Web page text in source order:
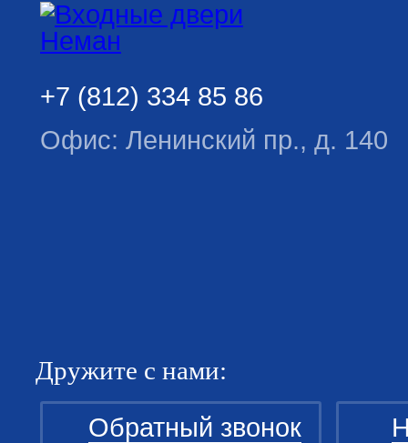
+7 (812) 334 85 86
Офис: Ленинский пр., д. 140
Дружите с нами:
Обратный звонок